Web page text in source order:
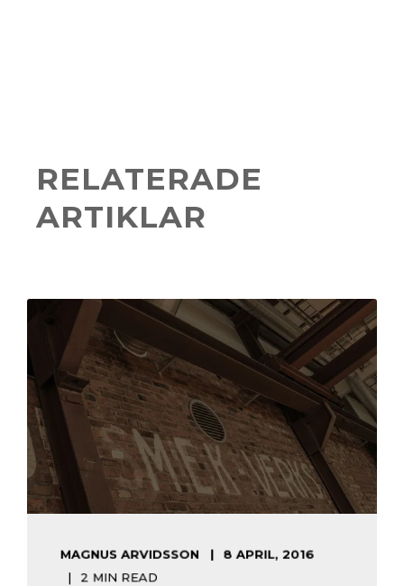
RELATERADE
ARTIKLAR
MAGNUS ARVIDSSON
8 APRIL, 2016
2 MIN READ